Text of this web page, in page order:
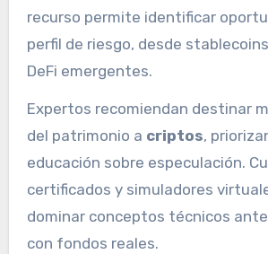
recurso permite identificar
perfil de riesgo, desde
DeFi emergentes.
Expertos recomiendan destinar
del patrimonio a criptos,
educación sobre especulación.
certificados y simuladores
dominar conceptos técnicos
con fondos reales.